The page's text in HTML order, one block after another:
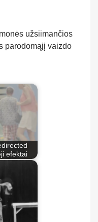
užsiimančios
parodomąjį vaizdo
efektai